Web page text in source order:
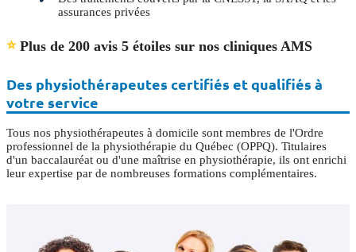
assurances privées
⭐ Plus de 200 avis 5 étoiles sur nos cliniques AMS
Des physiothérapeutes certifiés et qualifiés à
votre service
Tous nos physiothérapeutes à domicile sont membres de l'Ordre
professionnel de la physiothérapie du Québec (OPPQ). Titulaires
d'un baccalauréat ou d'une maîtrise en physiothérapie, ils ont enrichi
leur expertise par de nombreuses formations complémentaires.